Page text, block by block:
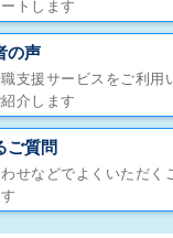
トします
の声
支援サービスをご利用
介します
ご質問
せなどでよくいただく